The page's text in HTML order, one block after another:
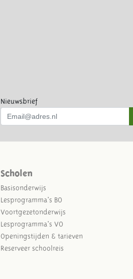
Nieuwsbrief
Scholen
Basisonderwijs
Lesprogramma's BO
Voortgezetonderwijs
Lesprogramma's VO
Openingstijden & tarieven
Reserveer schoolreis